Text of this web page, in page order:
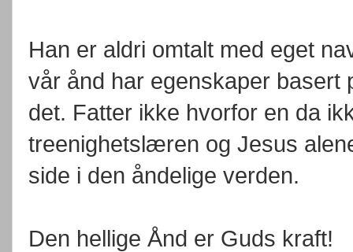
Han er aldri omtalt med eget
vår ånd har egenskaper basert
det. Fatter ikke hvorfor en da
treenighetslæren og Jesus
side i den åndelige verden.
Den hellige Ånd er Guds kraft!